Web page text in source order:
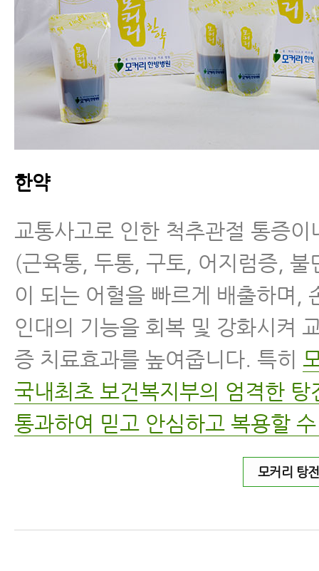
한약
교통사고로 인한 척추관절 통증이
(근육통, 두통, 구토, 어지럼증, 불
이 되는 어혈을 빠르게 배출하며,
인대의 기능을 회복 및 강화시켜
증 치료효과를 높여줍니다. 특히
국내최초 보건복지부의 엄격한 탕
통과하여 믿고 안심하고 복용할
모커리 탕